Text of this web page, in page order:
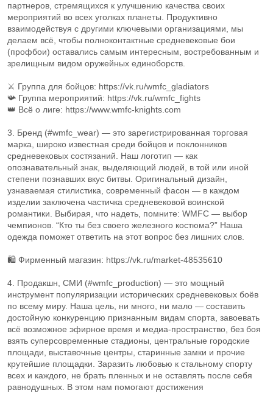
партнеров, стремящихся к улучшению качества своих
мероприятий во всех уголках планеты. Продуктивно
взаимодействуя с другими ключевыми организациями, мы
делаем всё, чтобы полноконтактные средневековые бои
(профбои) оставались самым интересным, востребованным и
зрелищным видом оружейных единоборств.
⚔ Группа для бойцов: https://vk.ru/wmfc_gladiators
📯 Группа мероприятий: https://vk.ru/wmfc_fights
👑 Всё о лиге: https://www.wmfc-knights.com
3. Бренд (#wmfc_wear) — это зарегистрированная торговая
марка, широко известная среди бойцов и поклонников
средневековых состязаний. Наш логотип — как
опознавательный знак, выделяющий людей, в той или иной
степени познавших вкус битвы. Оригинальный дизайн,
узнаваемая стилистика, современный фасон — в каждом
изделии заключена частичка средневековой воинской
романтики. Выбирая, что надеть, помните: WMFC — выбор
чемпионов. “Кто ты без своего железного костюма?” Наша
одежда поможет ответить на этот вопрос без лишних слов.
🛍 Фирменный магазин: https://vk.ru/market-48535610
4. Продакшн, СМИ (#wmfc_production) — это мощный
инструмент популяризации исторических средневековых боёв
по всему миру. Наша цель, ни много, ни мало — составить
достойную конкуренцию признанным видам спорта, завоевать
всё возможное эфирное время и медиа-пространство, без боя
взять суперсовременные стадионы, центральные городские
площади, выставочные центры, старинные замки и прочие
крутейшие площадки. Заразить любовью к стальному спорту
всех и каждого, не брать пленных и не оставлять после себя
равнодушных. В этом нам помогают достижения